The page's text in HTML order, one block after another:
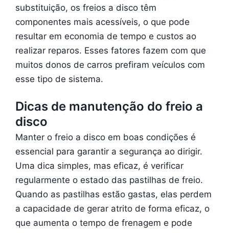
substituição, os freios a disco têm
componentes mais acessíveis, o que pode
resultar em economia de tempo e custos ao
realizar reparos. Esses fatores fazem com que
muitos donos de carros prefiram veículos com
esse tipo de sistema.
Dicas de manutenção do freio a
disco
Manter o freio a disco em boas condições é
essencial para garantir a segurança ao dirigir.
Uma dica simples, mas eficaz, é verificar
regularmente o estado das pastilhas de freio.
Quando as pastilhas estão gastas, elas perdem
a capacidade de gerar atrito de forma eficaz, o
que aumenta o tempo de frenagem e pode